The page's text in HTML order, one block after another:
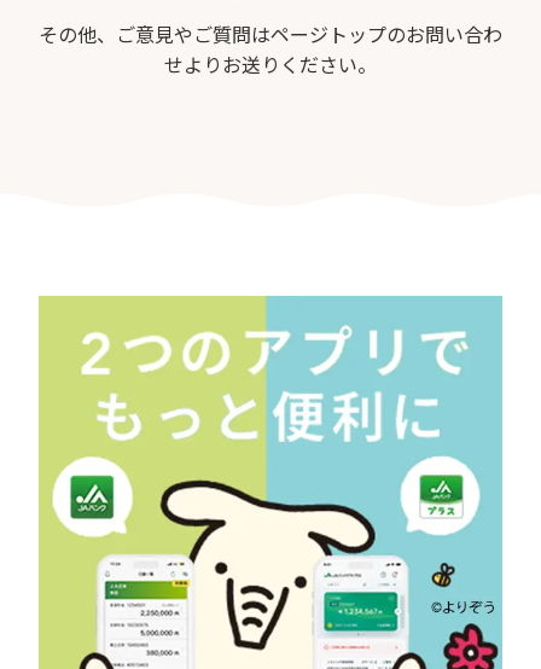
その他、ご意見やご質問はページトップのお問い合わ
せよりお送りください。